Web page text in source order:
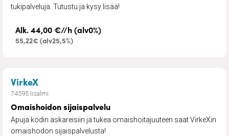
tukipalveluja. Tutustu ja kysy lisää!
Alk. 44,00 €//h (alv0%)
55,22€ (alv25,5%)
VirkeX– Omaishoidon sijaispalvelu
74595 Iisalmi
Omaishoidon sijaispalvelu
Apuja kodin askareisiin ja tukea omaishoitajuuteen saat VirkeXin
omaishodon sijaispalvelusta!